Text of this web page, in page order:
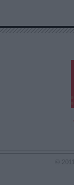
©